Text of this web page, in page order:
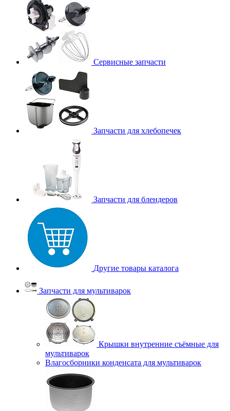
Сервисные запчасти
Запчасти для хлебопечек
Запчасти для блендеров
Другие товары каталога
Запчасти для мультиварок
Крышки внутренние съёмные для
мультиварок
Влагосборники конденсата для мультиварок